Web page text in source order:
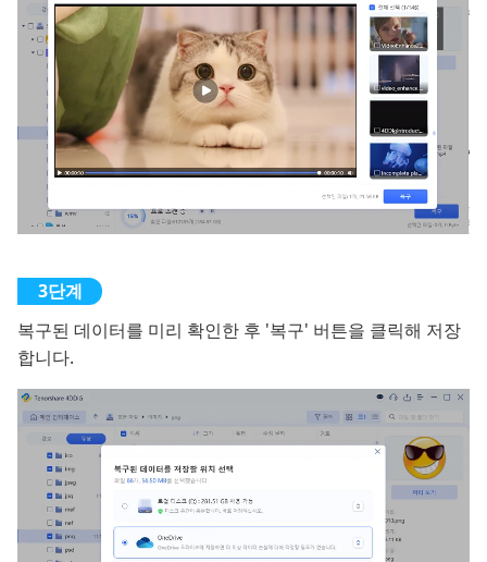
복구된 데이터를 미리 확인한 후 '복구' 버튼을 클릭해 저장
합니다.